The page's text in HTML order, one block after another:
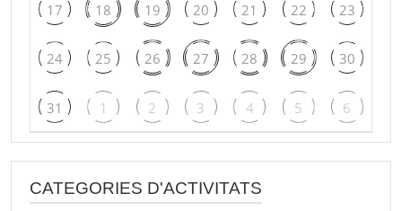
17 18 19 20 21 22 23
24 25 26 27 28 29 30
31 1 2 3 4 5 6
CATEGORIES D'ACTIVITATS